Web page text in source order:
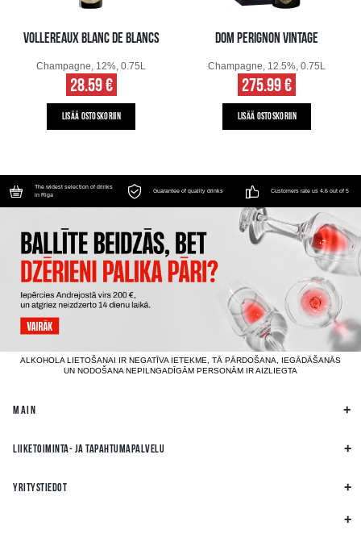
VOLLEREAUX BLANC DE BLANCS
Champagne, 12%, 0.75L
28.59 €
LISÄÄ OSTOSKORIIN
DOM PERIGNON VINTAGE
Champagne, 12.5%, 0.75L
275.99 €
LISÄÄ OSTOSKORIIN
The widest selection of drinks
in Riga
Guarantee of quality drinks Customers rate us 4.6 out of 5
ALKOHOLA LIETOŠANAI IR NEGATĪVA IETEKME, TĀ PĀRDOŠANA, IEGĀDĀŠANĀS
UN NODOŠANA NEPILNGADĪGĀM PERSONĀM IR AIZLIEGTA
MAIN
LIIKETOIMINTA- JA TAPAHTUMAPALVELU
YRITYSTIEDOT